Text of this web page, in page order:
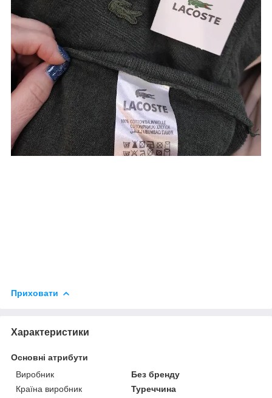
Приховати
Характеристики
Основні атрибути
Виробник
Без бренду
Країна виробник
Туреччина